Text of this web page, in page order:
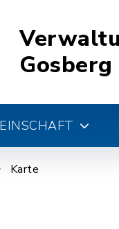
Gosberg
Karte